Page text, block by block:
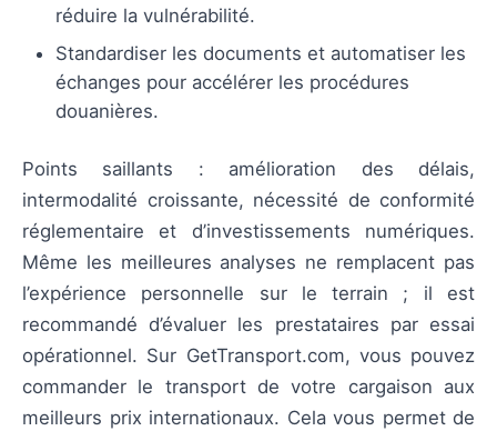
réduire la vulnérabilité.
Standardiser les documents et automatiser les
échanges pour accélérer les procédures
douanières.
Points saillants : amélioration des délais,
intermodalité croissante, nécessité de conformité
réglementaire et d’investissements numériques.
Même les meilleures analyses ne remplacent pas
l’expérience personnelle sur le terrain ; il est
recommandé d’évaluer les prestataires par essai
opérationnel. Sur GetTransport.com, vous pouvez
commander le transport de votre cargaison aux
meilleurs prix internationaux. Cela vous permet de